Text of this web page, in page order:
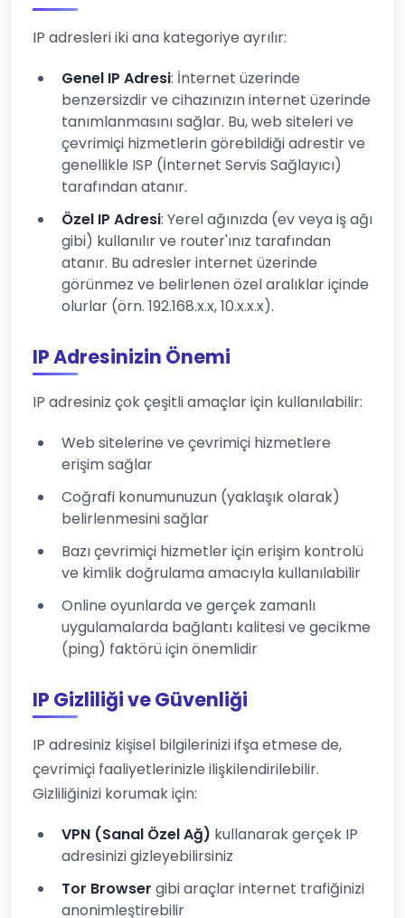
IP adresleri iki ana kategoriye ayrılır:
Genel IP Adresi: İnternet üzerinde
benzersizdir ve cihazınızın internet üzerinde
tanımlanmasını sağlar. Bu, web siteleri ve
çevrimiçi hizmetlerin görebildiği adrestir ve
genellikle ISP (İnternet Servis Sağlayıcı)
tarafından atanır.
Özel IP Adresi: Yerel ağınızda (ev veya iş ağı
gibi) kullanılır ve router'ınız tarafından
atanır. Bu adresler internet üzerinde
görünmez ve belirlenen özel aralıklar içinde
olurlar (örn. 192.168.x.x, 10.x.x.x).
IP Adresinizin Önemi
IP adresiniz çok çeşitli amaçlar için kullanılabilir:
Web sitelerine ve çevrimiçi hizmetlere
erişim sağlar
Coğrafi konumunuzun (yaklaşık olarak)
belirlenmesini sağlar
Bazı çevrimiçi hizmetler için erişim kontrolü
ve kimlik doğrulama amacıyla kullanılabilir
Online oyunlarda ve gerçek zamanlı
uygulamalarda bağlantı kalitesi ve gecikme
(ping) faktörü için önemlidir
IP Gizliliği ve Güvenliği
IP adresiniz kişisel bilgilerinizi ifşa etmese de,
çevrimiçi faaliyetlerinizle ilişkilendirilebilir.
Gizliliğinizi korumak için:
VPN (Sanal Özel Ağ) kullanarak gerçek IP
adresinizi gizleyebilirsiniz
Tor Browser gibi araçlar internet trafiğinizi
anonimleştirebilir